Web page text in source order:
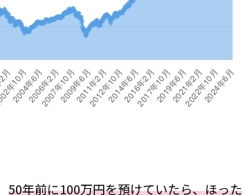
50年前に100万円を預けていたら、ほった